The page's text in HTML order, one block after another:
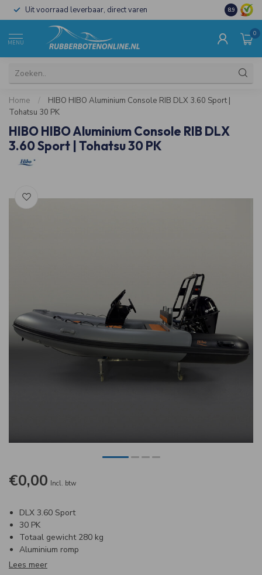
Uit voorraad leverbaar, direct varen Al 15 jaar
8.9
MENU
0
Home /
HIBO HIBO Aluminium Console RIB DLX 3.60 Sport |
Tohatsu 30 PK
HIBO HIBO Aluminium Console RIB DLX
3.60 Sport | Tohatsu 30 PK
€0,00 Incl. btw
DLX 3.60 Sport
30 PK
Totaal gewicht 280 kg
Aluminium romp
Lees meer